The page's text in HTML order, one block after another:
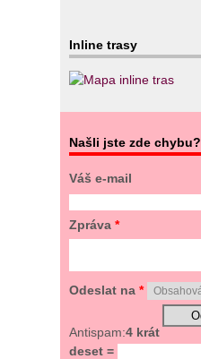
Inline trasy
Našli jste zde chybu?
Váš e-mail
Zpráva*
Odeslat na*
Antispam:4 krát
deset =